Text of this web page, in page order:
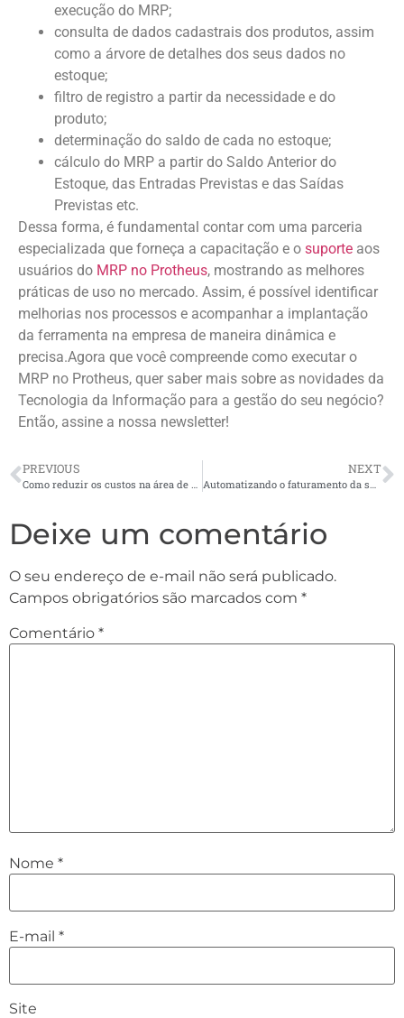
execução do MRP;
consulta de dados cadastrais dos produtos, assim
como a árvore de detalhes dos seus dados no
estoque;
filtro de registro a partir da necessidade e do
produto;
determinação do saldo de cada no estoque;
cálculo do MRP a partir do Saldo Anterior do
Estoque, das Entradas Previstas e das Saídas
Previstas etc.
Dessa forma, é fundamental contar com uma parceria
especializada que forneça a capacitação e o suporte aos
usuários do MRP no Protheus, mostrando as melhores
práticas de uso no mercado. Assim, é possível identificar
melhorias nos processos e acompanhar a implantação
da ferramenta na empresa de maneira dinâmica e
precisa.Agora que você compreende como executar o
MRP no Protheus, quer saber mais sobre as novidades da
Tecnologia da Informação para a gestão do seu negócio?
Então, assine a nossa newsletter!
PREVIOUS NEXT
Deixe um comentário
O seu endereço de e-mail não será publicado.
Campos obrigatórios são marcados com *
Comentário *
Nome *
E-mail *
Site